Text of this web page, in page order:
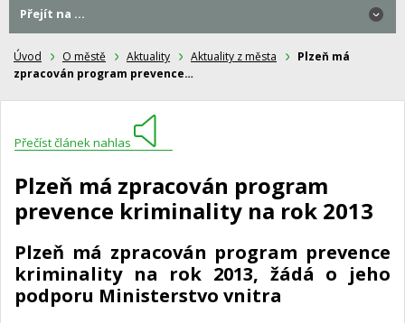
Úvod O městě Aktuality Aktuality z města
Plzeň má
zpracován program prevence…
Přečíst článek nahlas
Plzeň má zpracován program
prevence kriminality na rok 2013
Plzeň má zpracován program prevence
kriminality na rok 2013, žádá o jeho
podporu Ministerstvo vnitra
Přejít na ...